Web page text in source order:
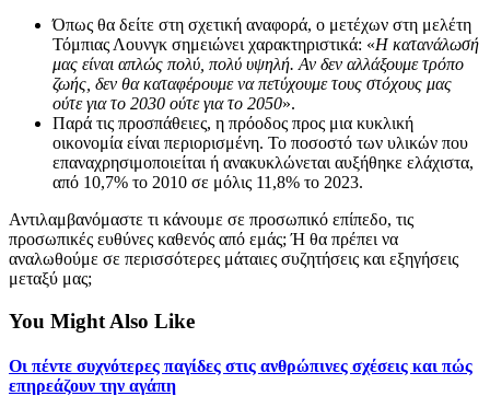
Όπως θα δείτε στη σχετική αναφορά, ο μετέχων στη μελέτη
Τόμπιας Λουνγκ σημειώνει χαρακτηριστικά: «Η κατανάλωσή
μας είναι απλώς πολύ, πολύ υψηλή. Αν δεν αλλάξουμε τρόπο
ζωής, δεν θα καταφέρουμε να πετύχουμε τους στόχους μας
ούτε για το 2030 ούτε για το 2050».
Παρά τις προσπάθειες, η πρόοδος προς μια κυκλική
οικονομία είναι περιορισμένη. Το ποσοστό των υλικών που
επαναχρησιμοποιείται ή ανακυκλώνεται αυξήθηκε ελάχιστα,
από 10,7% το 2010 σε μόλις 11,8% το 2023.
Αντιλαμβανόμαστε τι κάνουμε σε προσωπικό επίπεδο, τις
προσωπικές ευθύνες καθενός από εμάς; Ή θα πρέπει να
αναλωθούμε σε περισσότερες μάταιες συζητήσεις και εξηγήσεις
μεταξύ μας;
You Might Also Like
Οι πέντε συχνότερες παγίδες στις ανθρώπινες σχέσεις και πώς
επηρεάζουν την αγάπη